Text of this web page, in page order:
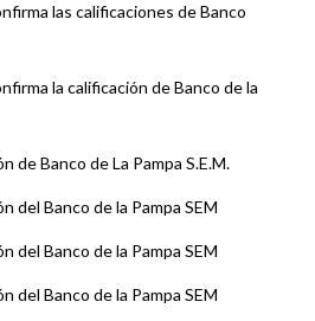
las calificaciones de Banco
la calificación de Banco de la
de Banco de La Pampa S.E.M.
del Banco de la Pampa SEM
del Banco de la Pampa SEM
del Banco de la Pampa SEM